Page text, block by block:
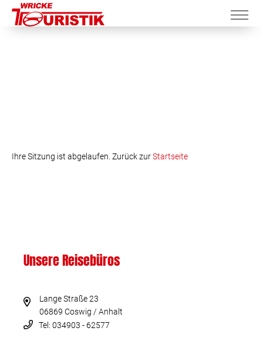
Ihre Sitzung ist abgelaufen. Zurück zurStartseite
Unsere Reisebüros
Lange Straße 23
06869 Coswig / Anhalt
Tel: 034903 - 62577